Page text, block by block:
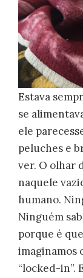
Estava
se
ele
peluches e
ver. O olhar
naquele
humano.
Ninguém
porque é
imaginamos
“locked-in”.